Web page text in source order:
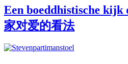
Een boeddhistische kijk
家对爱的看法